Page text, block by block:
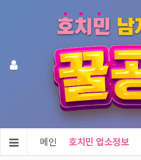
메인 호치민 업소정보